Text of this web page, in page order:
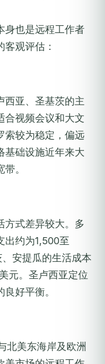
身也是远程工作者
观评估：
西亚、圣基茨的主
合视频会议和大文
索较为稳定，偏远
基础设施近年来大
。
方式差异较大。多
出约为1,500至
安提瓜的生活成本
元。圣卢西亚定位
好平衡。
北美东海岸及欧洲